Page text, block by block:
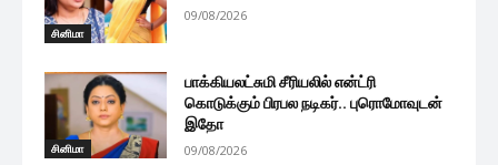
சினிமா
09/08/2026
சினிமா
பாக்கியலட்சுமி சீரியலில் என்ட்ரி
கொடுக்கும் பிரபல நடிகர்.. புரொமோவுடன்
இதோ
09/08/2026